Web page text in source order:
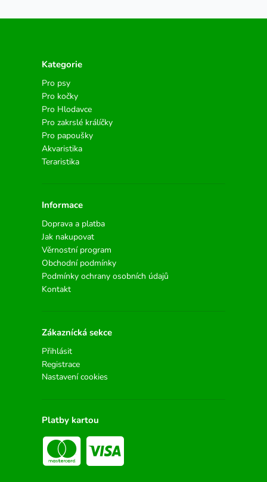
Kategorie
Pro psy
Pro kočky
Pro Hlodavce
Pro zakrslé králíčky
Pro papoušky
Akvaristika
Teraristika
Informace
Doprava a platba
Jak nakupovat
Věrnostní program
Obchodní podmínky
Podmínky ochrany osobních údajů
Kontakt
Zákaznícká sekce
Přihlásit
Registrace
Nastavení cookies
Platby kartou